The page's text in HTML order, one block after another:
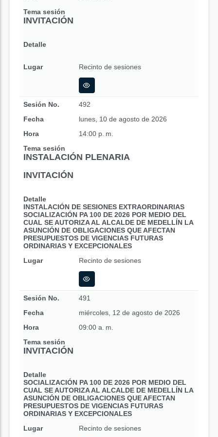
Tema sesión
INVITACIÓN
Detalle
Lugar Recinto de sesiones
Sesión No.
492
Fecha
lunes, 10 de agosto de 2026
Hora
14:00 p. m.
Tema sesión
INSTALACIÓN PLENARIA
INVITACIÓN
Detalle
INSTALACIÓN DE SESIONES EXTRAORDINARIAS
SOCIALIZACIÓN PA 100 DE 2026 POR MEDIO DEL
CUAL SE AUTORIZA AL ALCALDE DE MEDELLÍN LA
ASUNCIÓN DE OBLIGACIONES QUE AFECTAN
PRESUPUESTOS DE VIGENCIAS FUTURAS
ORDINARIAS Y EXCEPCIONALES
Lugar
Recinto de sesiones
Sesión No.
491
Fecha
miércoles, 12 de agosto de 2026
Hora
09:00 a. m.
Tema sesión
INVITACIÓN
Detalle
SOCIALIZACIÓN PA 100 DE 2026 POR MEDIO DEL
CUAL SE AUTORIZA AL ALCALDE DE MEDELLÍN LA
ASUNCIÓN DE OBLIGACIONES QUE AFECTAN
PRESUPUESTOS DE VIGENCIAS FUTURAS
ORDINARIAS Y EXCEPCIONALES
Lugar
Recinto de sesiones